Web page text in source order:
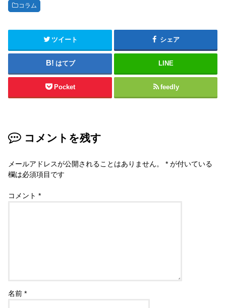
コラム
ツイート シェア
はてブ LINE
Pocket feedly
コメントを残す
メールアドレスが公開されることはありません。 * が付いている
欄は必須項目です
コメント*
名前*